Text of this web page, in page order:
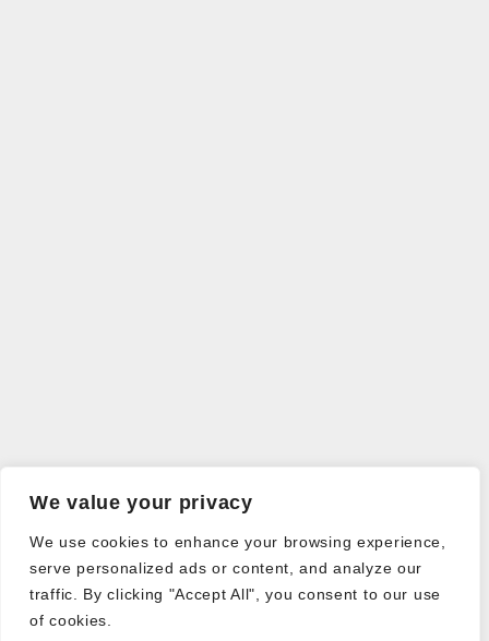
We value your privacy
We use cookies to enhance your browsing experience,
serve personalized ads or content, and analyze our
traffic. By clicking "Accept All", you consent to our use
of cookies.